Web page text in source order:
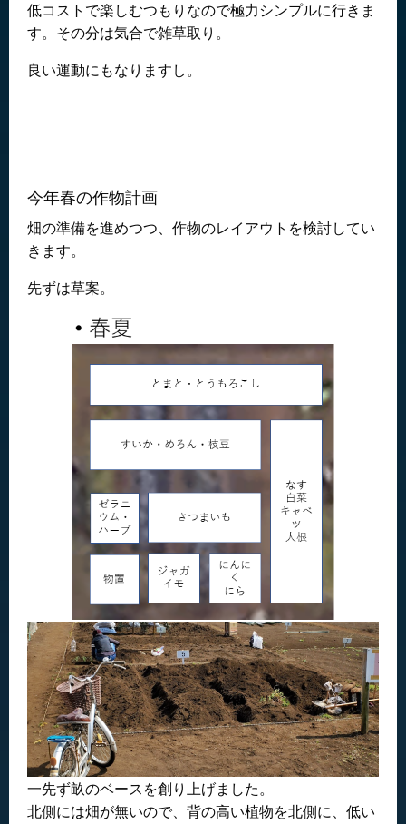
低コストで楽しむつもりなので極力シンプルに行きま
す。その分は気合で雑草取り。
良い運動にもなりますし。
今年春の作物計画
畑の準備を進めつつ、作物のレイアウトを検討してい
きます。
先ずは草案。
一先ず畝のベースを創り上げました。
北側には畑が無いので、背の高い植物を北側に、低い